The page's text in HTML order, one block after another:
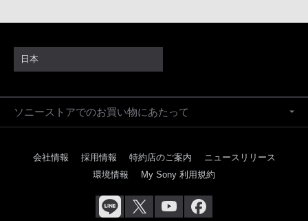
日本
ソニーストアでのお買い物にあたって
会社情報 採用情報 特約店のご案内
ニュースリリース
環境情報
My Sony 利用規約